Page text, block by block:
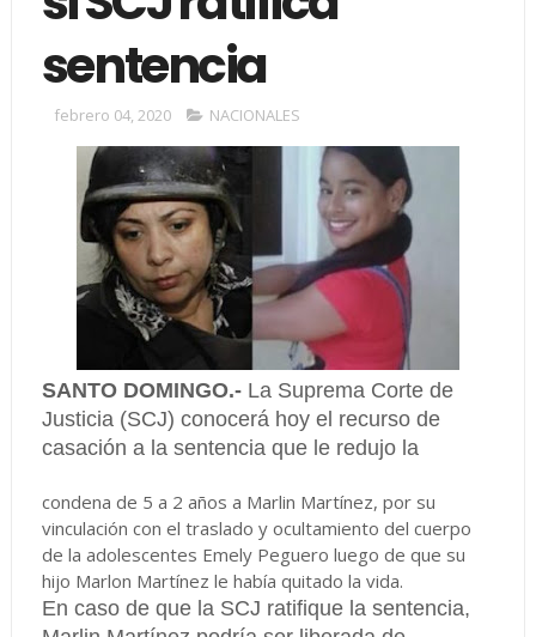
sentencia
febrero 04, 2020 NACIONALES
SANTO DOMINGO.- La Suprema Corte de
Justicia (SCJ) conocerá hoy el recurso de
casación a la sentencia que le redujo la
condena de 5 a 2 años a Marlin Martínez, por su
vinculación con el traslado y ocultamiento del cuerpo
de la adolescentes Emely Peguero luego de que su
hijo Marlon Martínez le había quitado la vida.
En caso de que la SCJ ratifique la sentencia,